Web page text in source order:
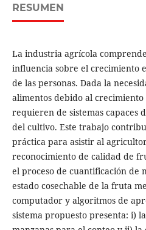
RESUMEN
La industria agrícola
influencia sobre el crecimiento
de las personas. Dada la
alimentos debido al
requieren de sistemas capaces
del cultivo. Este trabajo
práctica para asistir al
reconocimiento de calidad de
el proceso de cuantificación de
estado cosechable de la fruta
computador y algoritmos de
sistema propuesto presenta: i)